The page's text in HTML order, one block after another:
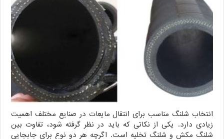
بین
شلنگ
مکش
و
شلنگ
تخلیه
انتخاب شلنگ مناسب برای انتقال مایعات در صنایع مختلف اهمیت
زیادی دارد. یکی از نکاتی که باید در نظر گرفته شود، تفاوت بین
شلنگ مکش و شلنگ تخلیه است. اگرچه هر دو نوع برای جابجایی